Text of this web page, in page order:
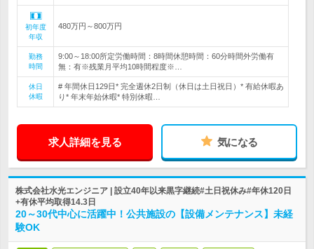
初年度
年収
480万円～800万円
勤務
時間
9:00～18:00所定労働時間：8時間休憩時間：60分時間外労働有
無：有※残業月平均10時間程度※…
休日
休暇
# 年間休日129日* 完全週休2日制（休日は土日祝日）* 有給休暇あ
り* 年末年始休暇* 特別休暇…
求人詳細を見る 気になる
株式会社水光エンジニア | 設立40年以来黒字継続#土日祝休み#年休120日
+有休平均取得14.3日
20～30代中心に活躍中！公共施設の【設備メンテナンス】未経
験OK